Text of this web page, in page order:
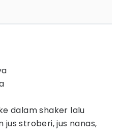
dalam shaker lalu
stroberi, jus nanas,